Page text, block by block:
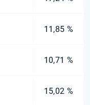
11,85 %
10,71 %
15,02 %